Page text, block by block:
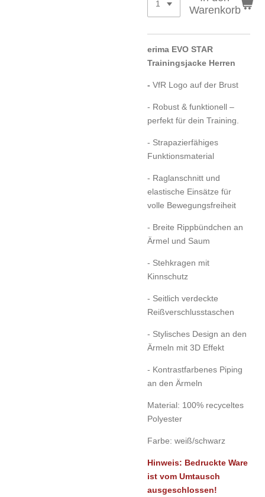
Warenkorb
erima EVO STAR
Trainingsjacke Herren
- VfR Logo auf der Brust
- Robust & funktionell –
perfekt für dein Training.
- Strapazierfähiges
Funktionsmaterial
- Raglanschnitt und
elastische Einsätze für
volle Bewegungsfreiheit
- Breite Rippbündchen an
Ärmel und Saum
- Stehkragen mit
Kinnschutz
- Seitlich verdeckte
Reißverschlusstaschen
- Stylisches Design an den
Ärmeln mit 3D Effekt
- Kontrastfarbenes Piping
an den Ärmeln
Material: 100% recyceltes
Polyester
Farbe: weiß/schwarz
Hinweis: Bedruckte Ware
ist vom Umtausch
ausgeschlossen!